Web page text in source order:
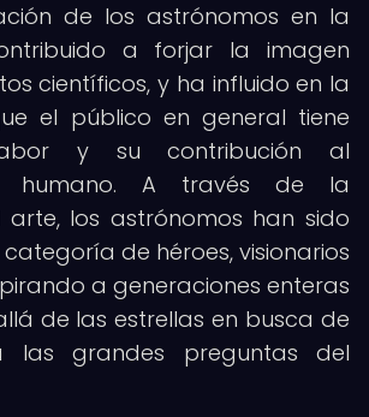
de los astrónomos en la
a forjar la imagen
científicos, y ha influido en la
el público en general tiene
y su contribución al
humano. A través de la
los astrónomos han sido
de héroes, visionarios
a generaciones enteras
de las estrellas en busca de
las grandes preguntas del